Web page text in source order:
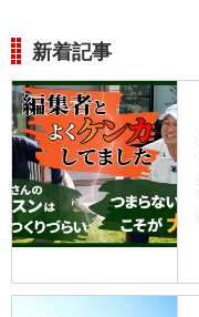
新着記事